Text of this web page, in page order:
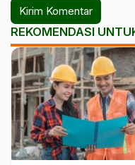
REKOMENDASI